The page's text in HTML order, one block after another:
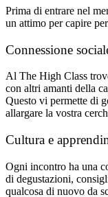
Prima di entrare nel
un attimo per capire
Connessione
Al The High Class
con altri amanti della
Questo vi permette di
allargare la vostra
Cultura e
Ogni incontro ha una
di degustazioni,
qualcosa di nuovo da